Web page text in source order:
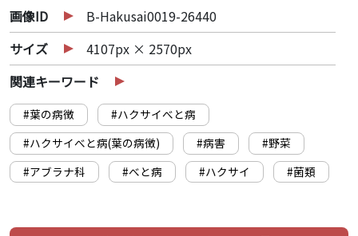
画像ID
B-Hakusai0019-26440
サイズ
4107px × 2570px
関連キーワード
#葉の病徴
#ハクサイべと病
#ハクサイべと病(葉の病徴)
#病害
#野菜
#アブラナ科
#べと病 #ハクサイ #菌類